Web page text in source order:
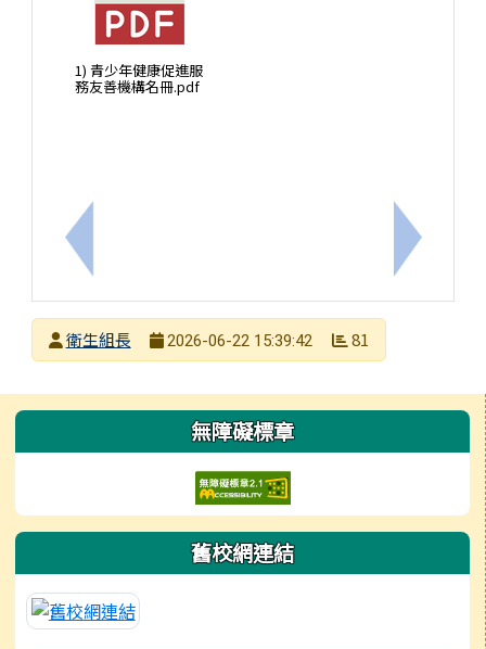
上一筆：檢送衛生福利部提供之預防熱傷害衛教宣導
1) 青少年健康促進服
務友善機構名冊.pdf
下一筆：
發布者
衛生組長
2026-06-22 15:39:42 81
左邊區域內容 無障礙標章
舊校網連結